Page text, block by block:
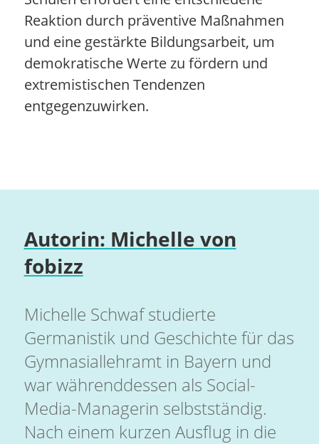
Reaktion durch präventive Maßnahmen
und eine gestärkte Bildungsarbeit, um
demokratische Werte zu fördern und
extremistischen Tendenzen
entgegenzuwirken.
Autorin: Michelle von
fobizz
Michelle Schwaf studierte
Germanistik und Geschichte für das
Gymnasiallehramt in Bayern und
war währenddessen als Social-
Media-Managerin selbstständig.
Nach einem kurzen Ausflug in die